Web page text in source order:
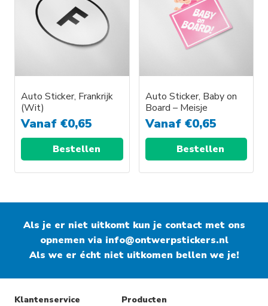
Auto Sticker, Frankrijk
(Wit)
Vanaf €0,65
Bestellen
Auto Sticker, Baby on
Board – Meisje
Vanaf €0,65
Bestellen
Als je er niet uitkomt kun je contact met ons
opnemen via info@ontwerpstickers.nl
Als we er écht niet uitkomen bellen we je!
Klantenservice Producten